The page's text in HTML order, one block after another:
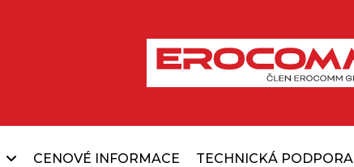
CENOVÉ INFORMACE TECHNICKÁ PODPORA